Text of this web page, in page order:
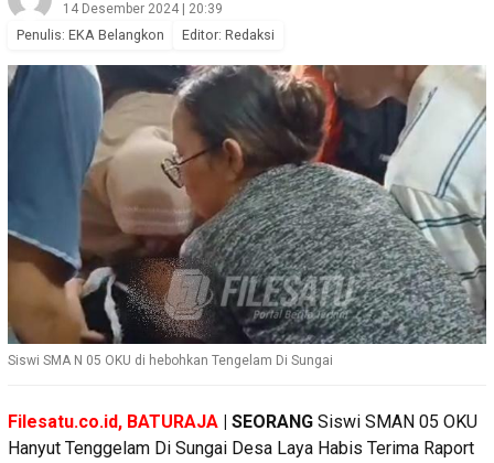
14 Desember 2024 | 20:39
Penulis: EKA Belangkon Editor: Redaksi
Siswi SMA N 05 OKU di hebohkan Tengelam Di Sungai
Filesatu.co.id, BATURAJA | SEORANG Siswi SMAN 05 OKU
Hanyut Tenggelam Di Sungai Desa Laya Habis Terima Raport